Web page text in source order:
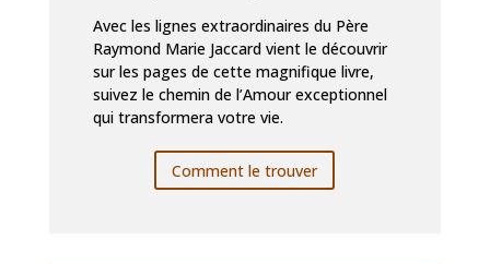
Avec les lignes extraordinaires du Père
Raymond Marie Jaccard vient le découvrir
sur les pages de cette magnifique livre,
suivez le chemin de l’Amour exceptionnel
qui transformera votre vie.
Comment le trouver